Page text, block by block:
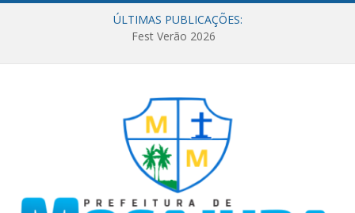
ÚLTIMAS PUBLICAÇÕES:
Fest Verão 2026